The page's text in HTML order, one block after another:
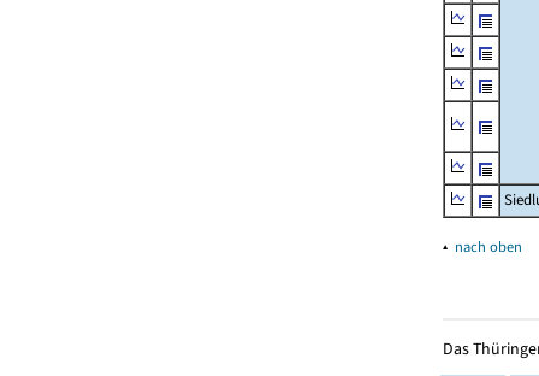
▴ nach oben
Das